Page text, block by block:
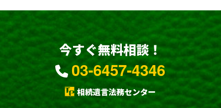
今すぐ無料相談！
03-6457-4346
相続遺言法務センター